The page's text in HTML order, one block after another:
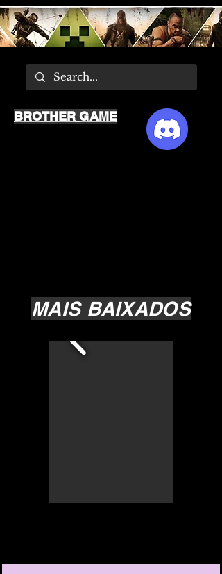
MAIS BAIXADOS
BROTHER GAME